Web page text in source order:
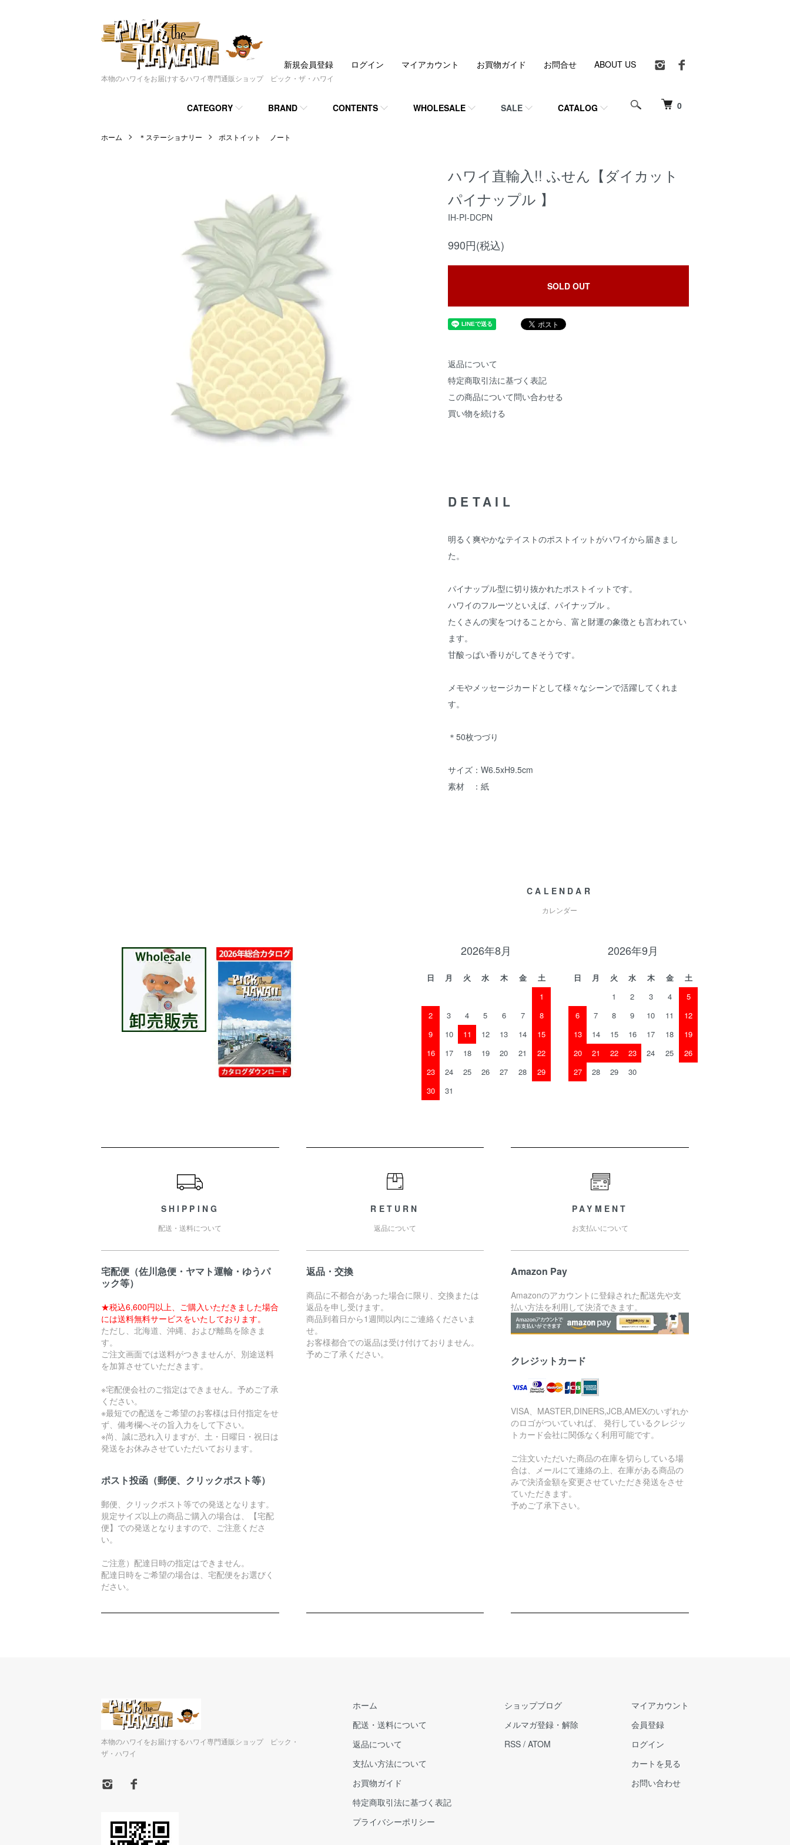
本物のハワイをお届けするハワイ専門通販ショップ ピック・ザ・ハワイ
0
CATEGORY BRAND CONTENTS WHOLESALE SALE CATALOG
新規会員登録 ログイン マイアカウント お買物ガイド お問合せ ABOUT US
ホーム ＊ステーショナリー ポストイット ノート
ハワイ直輸入!! ふせん【ダイカット
パイナップル 】
IH-PI-DCPN
990円(税込)
SOLD OUT
返品について
特定商取引法に基づく表記
この商品について問い合わせる
買い物を続ける
DETAIL
明るく爽やかなテイストのポストイットがハワイから届きまし
た。
パイナップル型に切り抜かれたポストイットです。
ハワイのフルーツといえば、パイナップル 。
たくさんの実をつけることから、富と財運の象徴とも言われてい
ます。
甘酸っぱい香りがしてきそうです。
メモやメッセージカードとして様々なシーンで活躍してくれま
す。
＊50枚つづり
サイズ：W6.5xH9.5cm
素材 ：紙
CALENDAR
カレンダー
2026年8月
日 月 火 水 木 金
土
1
2
3 4 5 6 7
8
9
10 11 12 13 14
15
16
17 18 19 20 21
22
23
24 25 26 27 28
29
30
31
2026年9月
日 月 火 水 木 金
土
1
2 3 4
5
6
7 8 9 10 11
12
13
14 15 16 17 18
19
20
21 22 23 24 25
26
27
28 29 30
SHIPPING
配送・送料について
宅配便（佐川急便・ヤマト運輸・ゆうパ
ック等）
★税込6,600円以上、ご購入いただきました場合
には送料無料サービスをいたしております。
ただし、北海道、沖縄、および離島を除きま
す。
ご注文画面では送料がつきませんが、別途送料
を加算させていただきます。
※宅配便会社のご指定はできません。予めご了承
ください。
※最短での配送をご希望のお客様は日付指定をせ
ず、備考欄へその旨入力をして下さい。
※尚、誠に恐れ入りますが、土・日曜日・祝日は
発送をお休みさせていただいております。
ポスト投函（郵便、クリックポスト等）
郵便、クリックポスト等での発送となります。
規定サイズ以上の商品ご購入の場合は、【宅配
便】での発送となりますので、ご注意くださ
い。
ご注意）配達日時の指定はできません。
配達日時をご希望の場合は、宅配便をお選びく
ださい。
RETURN
返品について
返品・交換
商品に不都合があった場合に限り、交換または
返品を申し受けます。
商品到着日から1週間以内にご連絡くださいま
せ。
お客様都合での返品は受け付けておりません。
予めご了承ください。
PAYMENT
お支払いについて
Amazon Pay
Amazonのアカウントに登録された配送先や支
払い方法を利用して決済できます。
クレジットカード
VISA、MASTER,DINERS,JCB,AMEXのいずれか
のロゴがついていれば、 発行しているクレジッ
トカード会社に関係なく利用可能です。
ご注文いただいた商品の在庫を切らしている場
合は、メールにて連絡の上、在庫がある商品の
みで決済金額を変更させていただき発送をさせ
ていただきます。
予めご了承下さい。
本物のハワイをお届けするハワイ専門通販ショップ ピック・
ザ・ハワイ
ホーム
配送・送料について
返品について
支払い方法について
お買物ガイド
特定商取引法に基づく表記
プライバシーポリシー
ショップブログ
メルマガ登録・解除
RSS / ATOM
マイアカウント
会員登録
ログイン
カートを見る
お問い合わせ